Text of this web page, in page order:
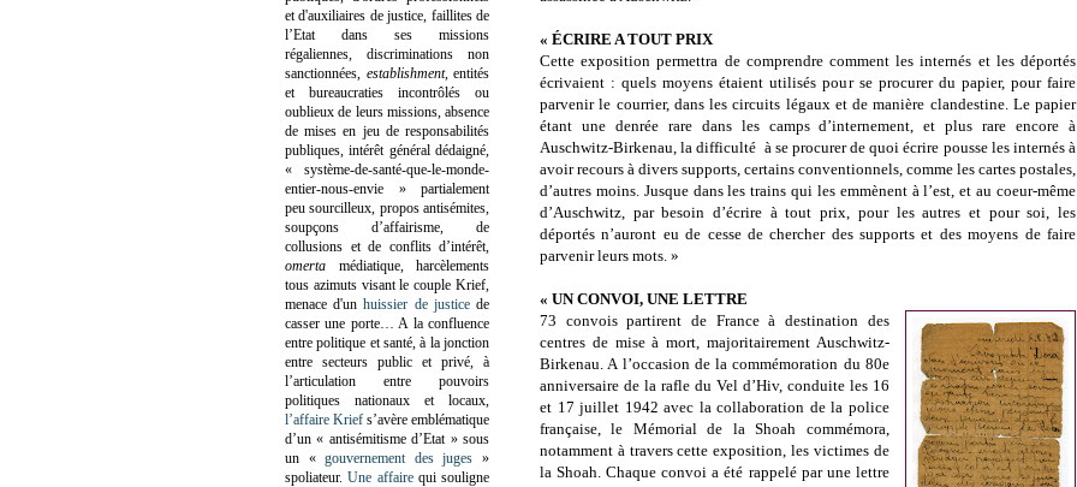
« ÉCRIRE A TOUT PRIX
Cette exposition permettra de comprendre comment les internés et les déportés
écrivaient : quels moyens étaient utilisés pour se procurer du papier, pour faire
parvenir le courrier, dans les circuits légaux et de manière clandestine. Le papier
étant une denrée rare dans les camps d’internement, et plus rare encore à
Auschwitz-Birkenau, la difficulté à se procurer de quoi écrire pousse les internés à
avoir recours à divers supports, certains conventionnels, comme les cartes postales,
d’autres moins. Jusque dans les trains qui les emmènent à l’est, et au coeur-même
d’Auschwitz, par besoin d’écrire à tout prix, pour les autres et pour soi, les
déportés n’auront eu de cesse de chercher des supports et des moyens de faire
parvenir leurs mots. »
« UN CONVOI, UNE LETTRE
73 convois partirent de France à destination des
centres de mise à mort, majoritairement Auschwitz-
Birkenau. A l’occasion de la commémoration du 80e
anniversaire de la rafle du Vel d’Hiv, conduite les 16
et 17 juillet 1942 avec la collaboration de la police
française, le Mémorial de la Shoah commémora,
notamment à travers cette exposition, les victimes de
la Shoah. Chaque convoi a été rappelé par une lettre
et d'auxiliaires de justice, faillites de
l’Etat dans ses missions
régaliennes, discriminations non
sanctionnées, establishment, entités
et bureaucraties incontrôlés ou
oublieux de leurs missions, absence
de mises en jeu de responsabilités
publiques, intérêt général dédaigné,
« système-de-santé-que-le-monde-
entier-nous-envie » partialement
peu sourcilleux, propos antisémites,
soupçons d’affairisme, de
collusions et de conflits d’intérêt,
omerta médiatique, harcèlements
tous azimuts visant le couple Krief,
menace d'unhuissier de justicede
casser une porte… A la confluence
entre politique et santé, à la jonction
entre secteurs public et privé, à
l’articulation entre pouvoirs
politiques nationaux et locaux,
l’affaire Krief s’avère emblématique
d’un « antisémitisme d’Etat » sous
un «gouvernement des juges »
spoliateur.Une affairequi souligne